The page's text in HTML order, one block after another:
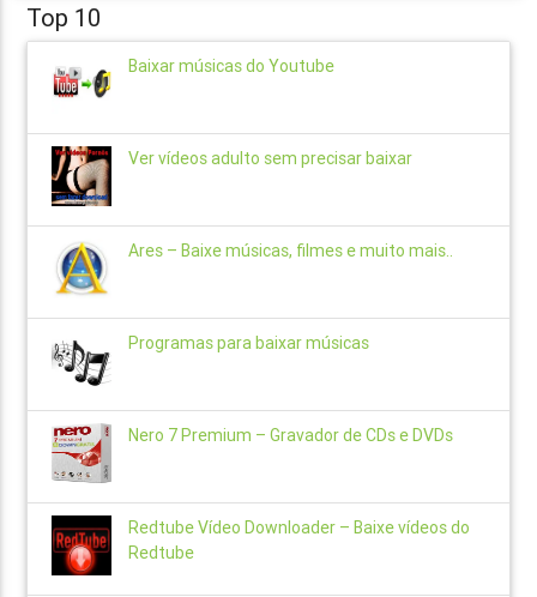
Top 10
Baixar músicas do Youtube
Ver vídeos adulto sem precisar baixar
Ares – Baixe músicas, filmes e muito mais..
Programas para baixar músicas
Nero 7 Premium – Gravador de CDs e DVDs
Redtube Vídeo Downloader – Baixe vídeos do
Redtube